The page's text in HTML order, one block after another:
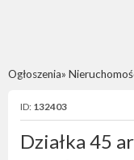
Ogłoszenia
ID: 132403
Działka 45